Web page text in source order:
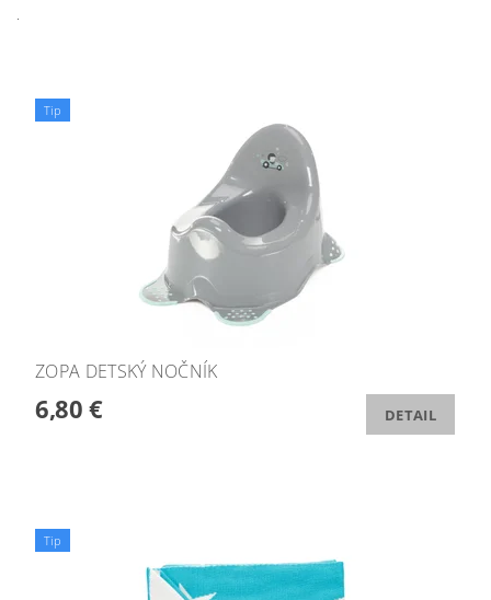
.
Tip
ZOPA DETSKÝ NOČNÍK
6,80 € DETAIL
Tip